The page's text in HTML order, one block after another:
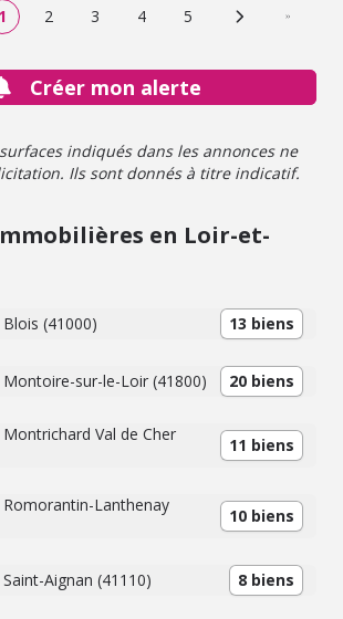
1 2 3 4 5 Page suivante
Créer mon alerte
indiqués dans les annonces ne
Ils sont donnés à titre indicatif.
en Loir-et-
(41000) 13 biens
sur-le-Loir (41800) 20 biens
Val de Cher
11 biens
Lanthenay
10 biens
Aignan (41110) 8 biens